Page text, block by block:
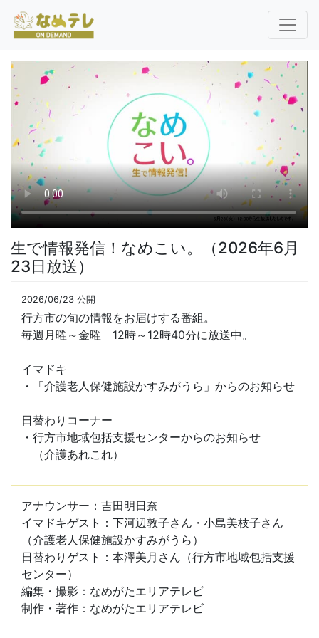
生で情報発信！なめこい。（2026年6月
23日放送）
2026/06/23 公開
行方市の旬の情報をお届けする番組。
毎週月曜～金曜 12時～12時40分に放送中。
イマドキ
・「介護老人保健施設かすみがうら」からのお知らせ
日替わりコーナー
・行方市地域包括支援センターからのお知らせ
（介護あれこれ）
アナウンサー：吉田明日奈
イマドキゲスト：下河辺敦子さん・小島美枝子さん
（介護老人保健施設かすみがうら）
日替わりゲスト：本澤美月さん（行方市地域包括支援
センター）
編集・撮影：なめがたエリアテレビ
制作・著作：なめがたエリアテレビ